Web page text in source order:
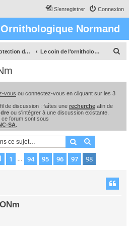
Connexion
S’enregistrer
Normand
Étude & Protection des Oiseaux et de leurs milieux en Normandie Le coin de l'ornithologue : observations, études & enquêtes
vous ou connectez-vous en cliquant sur les 3
fil de discussion : faîtes une recherche afin de
ou s'intégrer à une discussion existante.
forum sont sous
SA
Rechercher
98 sur 98
Précédente
1 94 95 96 97 98